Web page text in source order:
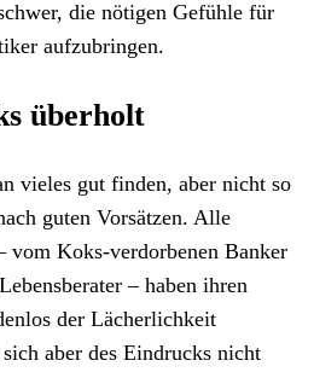
die nötigen Gefühle für
aufzubringen.
überholt
vieles gut finden, aber nicht so
guten Vorsätzen. Alle
vom Koks-verdorbenen Banker
– haben ihren
der Lächerlichkeit
aber des Eindrucks nicht